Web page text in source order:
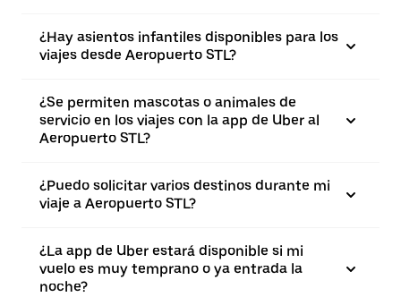
¿Hay asientos infantiles disponibles para los
viajes desde Aeropuerto STL?
¿Se permiten mascotas o animales de
servicio en los viajes con la app de Uber al
Aeropuerto STL?
¿Puedo solicitar varios destinos durante mi
viaje a Aeropuerto STL?
¿La app de Uber estará disponible si mi
vuelo es muy temprano o ya entrada la
noche?